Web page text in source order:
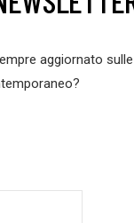
aggiornato